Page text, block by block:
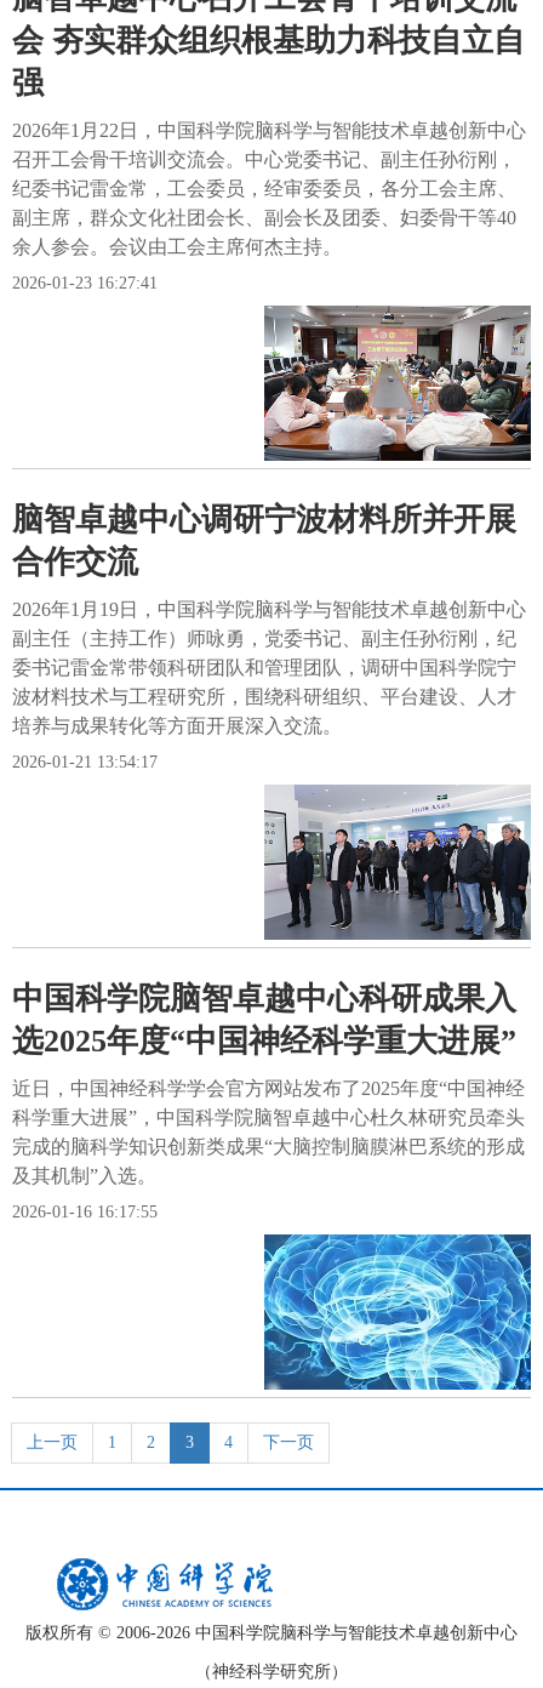
会 夯实群众组织根基助力科技自立自
强
2026年1月22日，中国科学院脑科学与智能技术卓越创新中心
召开工会骨干培训交流会。中心党委书记、副主任孙衍刚，
纪委书记雷金常，工会委员，经审委委员，各分工会主席、
副主席，群众文化社团会长、副会长及团委、妇委骨干等40
余人参会。会议由工会主席何杰主持。
2026-01-23 16:27:41
脑智卓越中心调研宁波材料所并开展
合作交流
2026年1月19日，中国科学院脑科学与智能技术卓越创新中心
副主任（主持工作）师咏勇，党委书记、副主任孙衍刚，纪
委书记雷金常带领科研团队和管理团队，调研中国科学院宁
波材料技术与工程研究所，围绕科研组织、平台建设、人才
培养与成果转化等方面开展深入交流。
2026-01-21 13:54:17
中国科学院脑智卓越中心科研成果入
选2025年度“中国神经科学重大进展”
近日，中国神经科学学会官方网站发布了2025年度“中国神经
科学重大进展”，中国科学院脑智卓越中心杜久林研究员牵头
完成的脑科学知识创新类成果“大脑控制脑膜淋巴系统的形成
及其机制”入选。
2026-01-16 16:17:55
上一页 1 2 3 4 下一页
版权所有 © 2006-2026 中国科学院脑科学与智能技术卓越创新中心
（神经科学研究所）